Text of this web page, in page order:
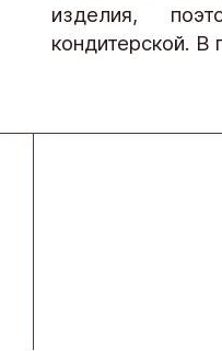
изделия,
кондитерской. В